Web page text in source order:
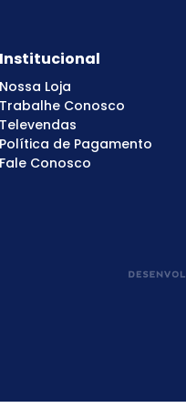
Institucional
Nossa Loja
Trabalhe Conosco
Televendas
Política de Pagamento
Fale Conosco